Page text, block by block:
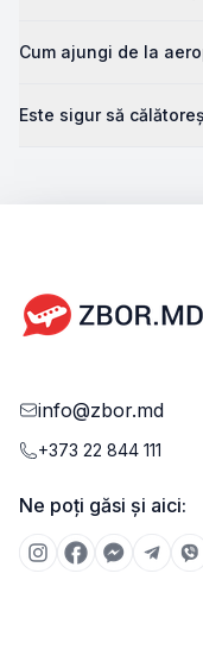
Cum ajungi de la
Este sigur să
info@zbor.md
+373 22 844 111
Ne poți găsi și aici: